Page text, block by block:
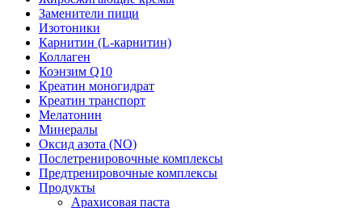
Заменители пищи
Изотоники
Карнитин (L-карнитин)
Коллаген
Коэнзим Q10
Креатин моногидрат
Креатин транспорт
Мелатонин
Минералы
Оксид азота (NO)
Послетренировочные комплексы
Предтренировочные комплексы
Продукты
Арахисовая паста